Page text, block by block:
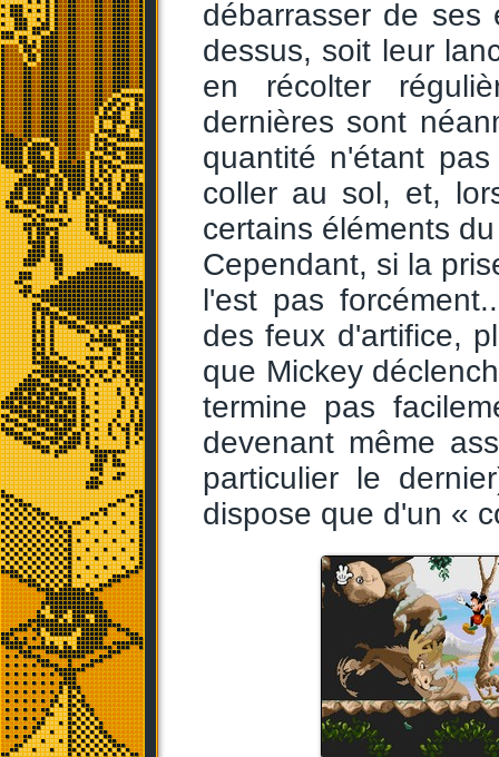
débarrasser de ses
dessus, soit leur
en récolter
dernières sont
quantité n'étant
coller au sol, et,
certains éléments
Cependant, si la
l'est pas
des feux d'artifice,
que Mickey
termine pas
devenant même
particulier le
dispose que d'un «